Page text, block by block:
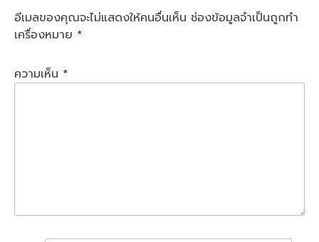
อีเมลของคุณจะไม่แสดงให้คนอื่นเห็น ช่องข้อมูลจำเป็นถูกทำ
เครื่องหมาย *
ความเห็น *